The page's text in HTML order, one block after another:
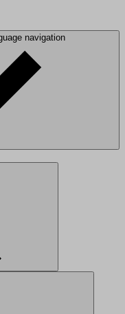
navigation